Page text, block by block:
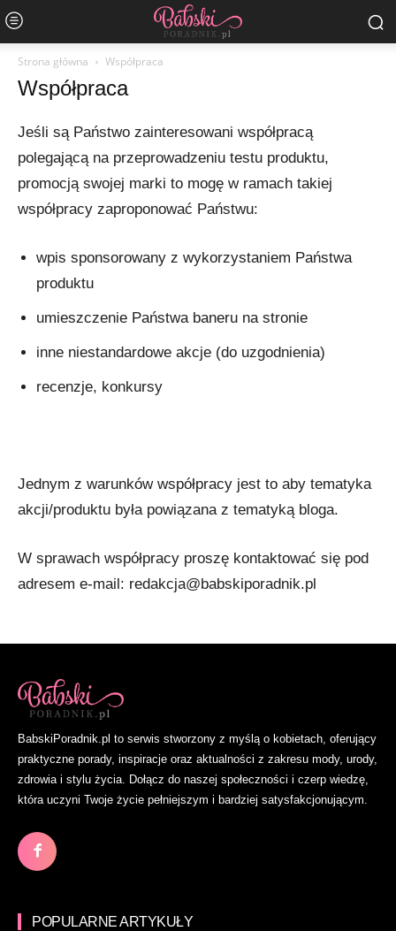
Strona główna Współpraca
Współpraca
Jeśli są Państwo zainteresowani współpracą
polegającą na przeprowadzeniu testu produktu,
promocją swojej marki to mogę w ramach takiej
współpracy zaproponować Państwu:
wpis sponsorowany z wykorzystaniem Państwa
produktu
umieszczenie Państwa baneru na stronie
inne niestandardowe akcje (do uzgodnienia)
recenzje, konkursy
Jednym z warunków współpracy jest to aby tematyka
akcji/produktu była powiązana z tematyką bloga.
W sprawach współpracy proszę kontaktować się pod
adresem e-mail: redakcja@babskiporadnik.pl
BabskiPoradnik.pl to serwis stworzony z myślą o kobietach, oferujący
praktyczne porady, inspiracje oraz aktualności z zakresu mody, urody,
zdrowia i stylu życia. Dołącz do naszej społeczności i czerp wiedzę,
która uczyni Twoje życie pełniejszym i bardziej satysfakcjonującym.
POPULARNE ARTYKUŁY